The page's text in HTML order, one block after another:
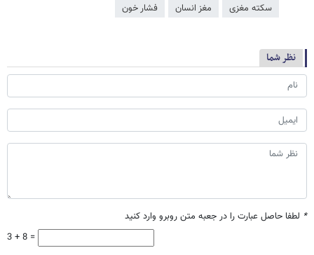
سکته مغزی مغز انسان فشار خون
نظر شما
* لطفا حاصل عبارت را در جعبه متن روبرو وارد کنید
3 + 8 =